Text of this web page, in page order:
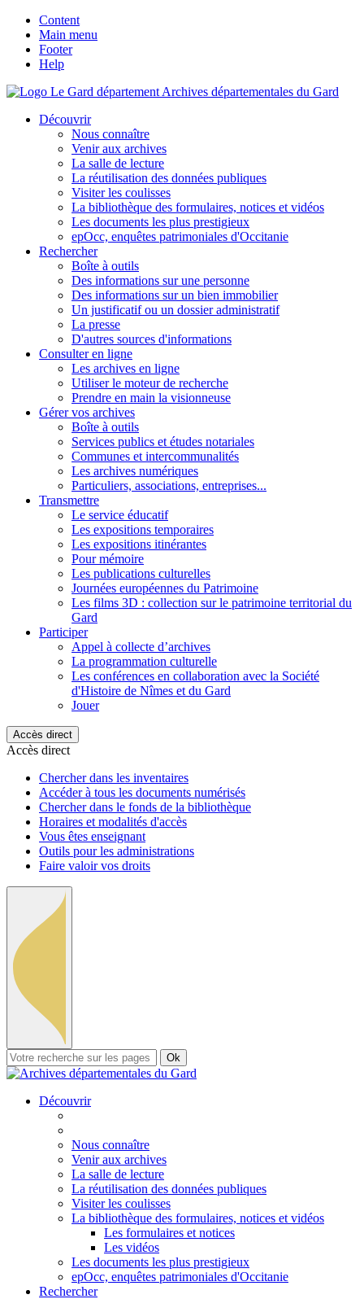
Content
Main menu
Footer
Help
Archives départementales du Gard
Découvrir
Nous connaître
Venir aux archives
La salle de lecture
La réutilisation des données publiques
Visiter les coulisses
La bibliothèque des formulaires, notices et vidéos
Les documents les plus prestigieux
epOcc, enquêtes patrimoniales d'Occitanie
Rechercher
Boîte à outils
Des informations sur une personne
Des informations sur un bien immobilier
Un justificatif ou un dossier administratif
La presse
D'autres sources d'informations
Consulter en ligne
Les archives en ligne
Utiliser le moteur de recherche
Prendre en main la visionneuse
Gérer vos archives
Boîte à outils
Services publics et études notariales
Communes et intercommunalités
Les archives numériques
Particuliers, associations, entreprises...
Transmettre
Le service éducatif
Les expositions temporaires
Les expositions itinérantes
Pour mémoire
Les publications culturelles
Journées européennes du Patrimoine
Les films 3D : collection sur le patrimoine territorial du
Gard
Participer
Appel à collecte d’archives
La programmation culturelle
Les conférences en collaboration avec la Société
d'Histoire de Nîmes et du Gard
Jouer
Accès direct
Accès direct
Chercher dans les inventaires
Accéder à tous les documents numérisés
Chercher dans le fonds de la bibliothèque
Horaires et modalités d'accès
Vous êtes enseignant
Outils pour les administrations
Faire valoir vos droits
Ok
Découvrir
Nous connaître
Venir aux archives
La salle de lecture
La réutilisation des données publiques
Visiter les coulisses
La bibliothèque des formulaires, notices et vidéos
Les formulaires et notices
Les vidéos
Les documents les plus prestigieux
epOcc, enquêtes patrimoniales d'Occitanie
Rechercher